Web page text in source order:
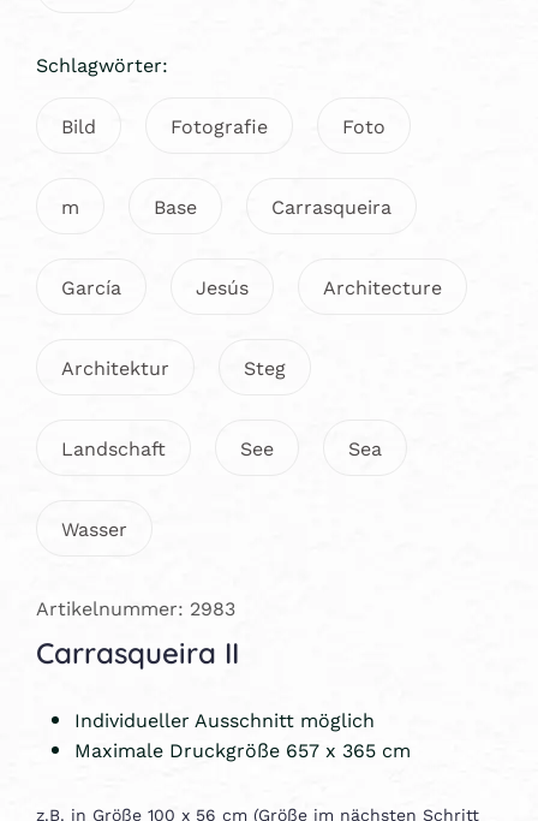
Schlagwörter:
Bild Fotografie Foto
m Base Carrasqueira
García Jesús Architecture
Architektur Steg
Landschaft See Sea
Wasser
Artikelnummer: 2983
Carrasqueira II
Individueller Ausschnitt möglich
Maximale Druckgröße 657 x 365 cm
z.B. in Größe 100 x 56 cm (Größe im nächsten Schritt